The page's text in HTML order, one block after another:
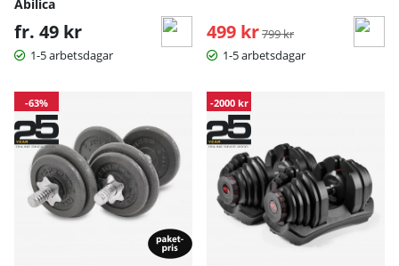
Abilica
fr. 49 kr
1-5 arbetsdagar
499 krOrdinarie pris:
799 kr
1-5 arbetsdagar
-63% -2000 kr